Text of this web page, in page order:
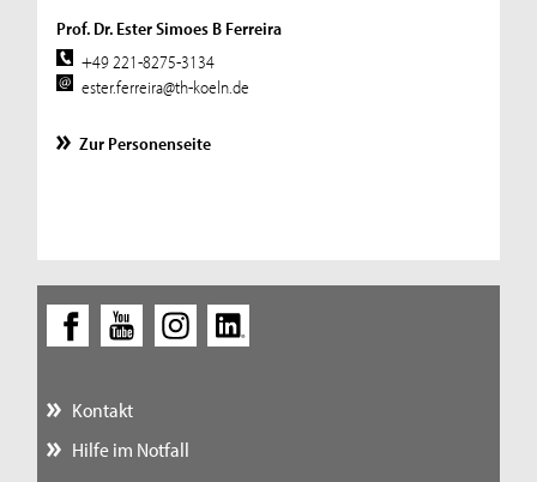
Prof. Dr. Ester Simoes B Ferreira
+49 221-8275-3134
ester.ferreira@th-koeln.de
Zur Personenseite
Kontakt
Hilfe im Notfall